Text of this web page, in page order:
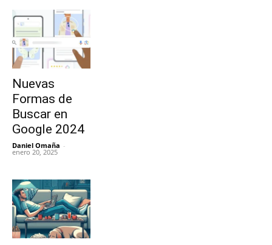
Nuevas
Formas de
Buscar en
Google 2024
Daniel Omaña -
enero 20, 2025